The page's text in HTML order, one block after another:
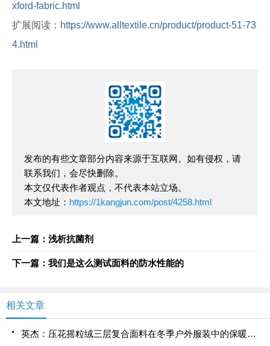
xford-fabric.html
扩展阅读： https://www.alltextile.cn/product/product-51-73
4.html
发布的有些文章部分内容来源于互联网。如有侵权，请
联系我们，会尽快删除。
本文仅代表作者观点，不代表本站立场。
本文地址： https://1kangjun.com/post/4258.html
上一篇：浅析抗菌剂
下一篇：我们是这么测试面料的防水性能的
相关文章
英杰：压花摇粒绒三层复合面料在冬季户外服装中的保暖性能优化研究